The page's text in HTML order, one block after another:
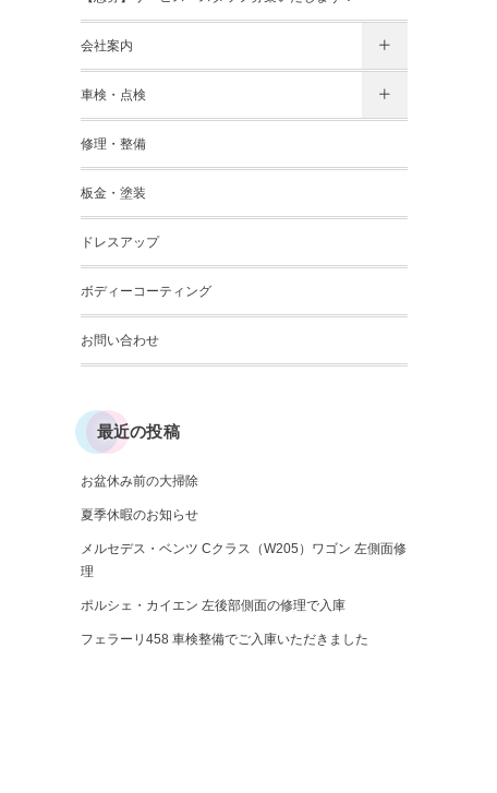
会社案内
車検・点検
修理・整備
板金・塗装
ドレスアップ
ボディーコーティング
お問い合わせ
最近の投稿
お盆休み前の大掃除
夏季休暇のお知らせ
メルセデス・ベンツ Cクラス（W205）ワゴン 左側面修
理
ポルシェ・カイエン 左後部側面の修理で入庫
フェラーリ458 車検整備でご入庫いただきました